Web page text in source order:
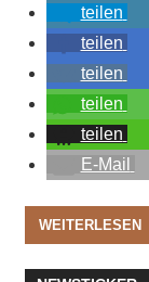
teilen
teilen
teilen
teilen
teilen
E-Mail
WEITERLESEN